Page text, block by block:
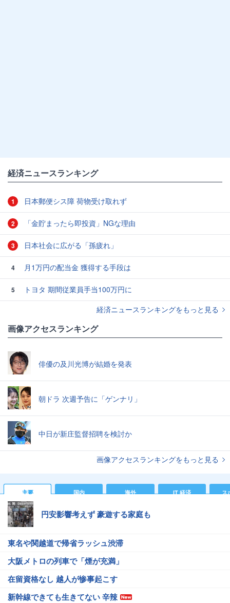
経済ニュースランキング
1 日本郵便シス障 荷物受け取れず
2 「金貯まったら即投資」NGな理由
3 日本社会に広がる「孫疲れ」
4 月1万円の配当金 獲得する手段は
5
トヨタ 期間従業員手当100万円に
経済ニュースランキングをもっと見る
画像アクセスランキング
俳優の及川光博が結婚を発表
朝ドラ 次週予告に「ゲンナリ」
中日が新庄監督招聘を検討か
画像アクセスランキングをもっと見る
主要 国内 海外 IT 経済 ス
円安影響考えず 豪遊する家庭も
東名や関越道で帰省ラッシュ渋滞
大阪メトロの列車で「煙が充満」
在留資格なし 越人が惨事起こす
新幹線できても生きてない 辛辣